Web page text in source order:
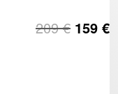
209€ 159 €